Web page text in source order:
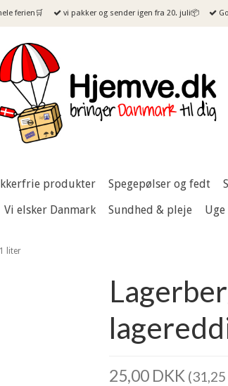
ferien🛒 vi pakker og sender igen fra 20. juli📦
produkter Spegepølser og fedt
Vi elsker Danmark Sundhed & pleje
liter
25,00 DKK